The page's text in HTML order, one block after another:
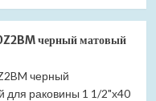
черный матовый
черный
раковины 1 1/2"х40